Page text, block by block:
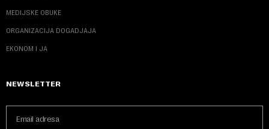
MEDIJSKE OBUKE
ORGANIZACIJA DOGADJAJA
EKONOM I JA
NEWSLETTER